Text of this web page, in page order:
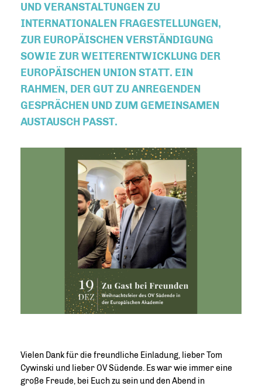
ND VERANSTALTUNGEN ZU I
NTERNATIONALEN FRAGESTELLUNGEN, Z
UR EUROPÄISCHEN VERSTÄNDIGUNG S
OWIE ZUR WEITERENTWICKLUNG DER E
UROPÄISCHEN UNION STATT. EIN R
AHMEN, DER GUT ZU ANREGENDEN G
ESPRÄCHEN UND ZUM GEMEINSAMEN A
USTAUSCH PASST.
Vielen Dank für die freundliche Einladung, lieber Tom
Cywinski und lieber OV Südende. Es war wie immer eine
große Freude, bei Euch zu sein und den Abend in